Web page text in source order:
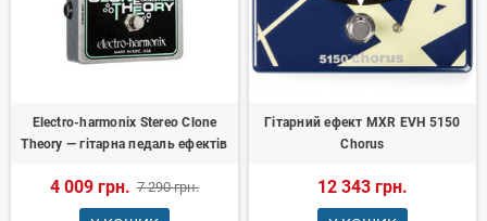
Electro-harmonix Stereo Clone
Theory — гітарна педаль ефектів
4 009 грн. 7 290 грн.
Гітарний ефект MXR EVH 5150
Chorus
12 343 грн.